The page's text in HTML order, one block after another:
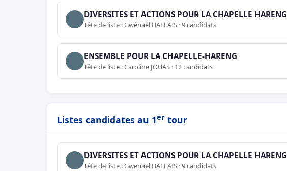
DIVERSITES ET ACTIONS POUR LA CHAPELLE HARENG
Tête de liste : Gwénaël HALLAIS · 9 candidats
ENSEMBLE POUR LA CHAPELLE-HARENG
Tête de liste : Caroline JOUAS · 12 candidats
Listes candidates au 1er tour
DIVERSITES ET ACTIONS POUR LA CHAPELLE HARENG
Tête de liste : Gwénaël HALLAIS · 9 candidats